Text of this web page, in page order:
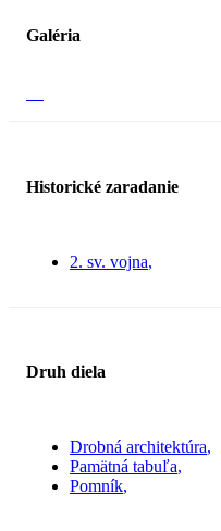
Galéria
Historické zaradanie
2. sv. vojna
Druh diela
Drobná architektúra
Pamätná tabuľa
Pomník